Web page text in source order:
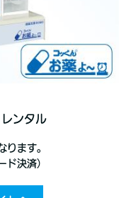
レンタル
ります。
ド決済）